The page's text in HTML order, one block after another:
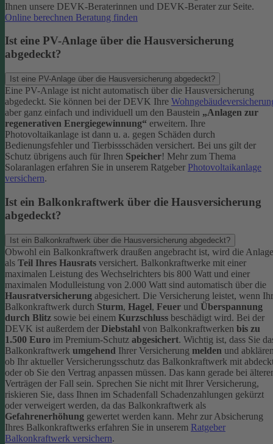
Ihnen unsere DEVK-Beraterinnen und DEVK-Berater zur Seite.
Online berechnen Beratung finden
Ist eine PV-Anlage über die Hausversicherung
abgedeckt?
Ist eine PV-Anlage über die Hausversicherung abgedeckt?
Eine PV-Anlage ist nicht automatisch über die Hausversicherung
abgedeckt. Sie können bei der DEVK Ihre
aber ganz einfach und individuell um den Baustein „Anlagen zur
regenerativen Energiegewinnung“ erweitern. Ihre
Photovoltaikanlage ist dann u. a. gegen Schäden durch
Bedienungsfehler und Tierbissschäden versichert. Bei uns gilt der
Schutz übrigens auch für Ihren Speicher! Mehr zum Thema
Solaranlagen erfahren Sie in unserem Ratgeber Photovoltaikanlage
versichern.
Ist ein Balkonkraftwerk über die Hausversicherung
abgedeckt?
Ist ein Balkonkraftwerk über die Hausversicherung abgedeckt?
Obwohl ein Balkonkraftwerk draußen angebracht ist, wird die Anlage
als Teil Ihres Hausrats versichert. Balkonkraftwerke mit einer
maximalen Leistung des Wechselrichters bis 800 Watt und einer
maximalen Modulleistung von 2.000 Watt sind automatisch über die
Hausratversicherung abgesichert. Die Versicherung leistet, wenn Ihr
Balkonkraftwerk durch Sturm, Hagel, Feuer und Überspannung
durch Blitz sowie bei einem Kurzschluss beschädigt wird. Bei der
DEVK ist außerdem der Diebstahl von Balkonkraftwerken bis zu
1.500 Euro im Premium-Schutz abgesichert. Wichtig ist, dass Sie
Balkonkraftwerk umgehend Ihrer Versicherung melden und
ob Ihr aktueller Versicherungsschutz das Balkonkraftwerk mit
oder ob Sie den Vertrag anpassen müssen. Das kann gerade bei
Verträgen der Fall sein. Sprechen Sie nicht mit Ihrer Versicherung,
riskieren Sie, dass Ihnen im Schadenfall Schadenzahlungen gekürzt
oder verweigert werden, da das Balkonkraftwerk als
Gefahrenerhöhung gewertet werden kann. Mehr zur Absicherung
Ihres Balkonkraftwerks erfahren Sie in unserem Ratgeber
Balkonkraftwerk versichern.